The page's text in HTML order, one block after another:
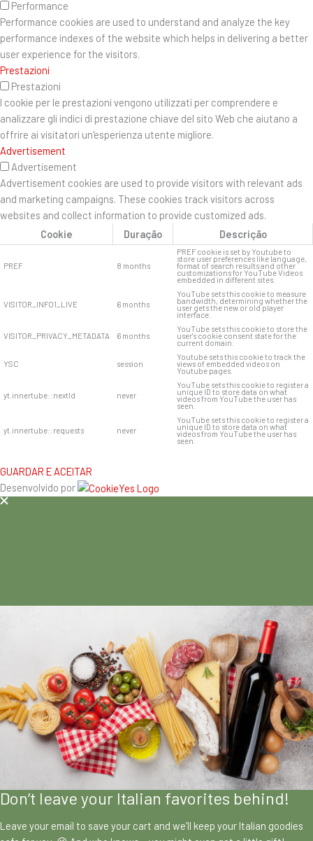
Performance
Performance cookies are used to understand and analyze the key
performance indexes of the website which helps in delivering a better
user experience for the visitors.
Prestazioni
Prestazioni
I cookie per le prestazioni vengono utilizzati per comprendere e
analizzare gli indici di prestazione chiave del sito Web che aiutano a
offrire ai visitatori un'esperienza utente migliore.
Advertisement
Advertisement
Advertisement cookies are used to provide visitors with relevant ads
and marketing campaigns. These cookies track visitors across
websites and collect information to provide customized ads.
Cookie
Duração Descrição
PREF 8 months
PREF cookie is set by Youtube to
store user preferences like language,
format of search results and other
customizations for YouTube Videos
embedded in different sites.
VISITOR_INFO1_LIVE 6 months
YouTube sets this cookie to measure
bandwidth, determining whether the
user gets the new or old player
interface.
VISITOR_PRIVACY_METADATA 6 months
YouTube sets this cookie to store the
user's cookie consent state for the
current domain.
YSC session
Youtube sets this cookie to track the
views of embedded videos on
Youtube pages.
yt.innertube::nextId never
YouTube sets this cookie to register a
unique ID to store data on what
videos from YouTube the user has
seen.
yt.innertube::requests never
YouTube sets this cookie to register a
unique ID to store data on what
videos from YouTube the user has
seen.
GUARDAR E ACEITAR
Desenvolvido por
Don’t leave your Italian favorites behind!
Leave your email to save your cart and we’ll keep your Italian goodies